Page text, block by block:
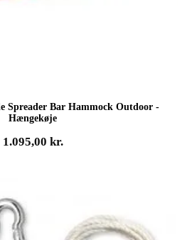
Spreader Bar Hammock Outdoor -
Hængekøje
1.095,00 kr.